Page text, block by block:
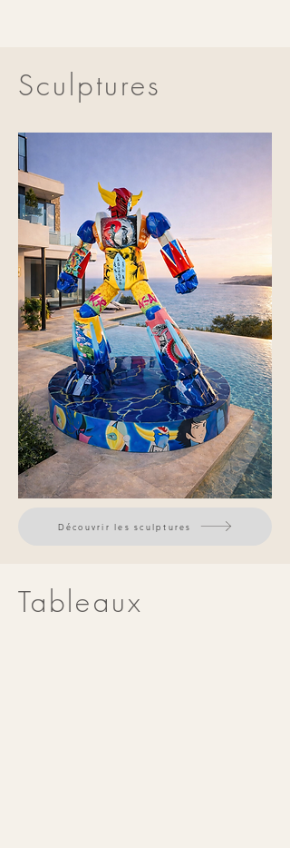
Sculptures
Découvrir les sculptures
Tableaux